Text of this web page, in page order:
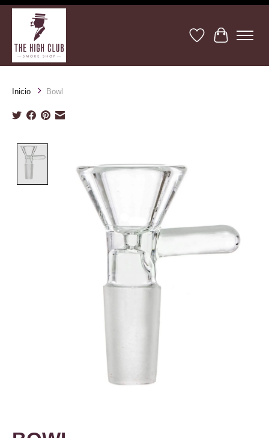
Lista de deseos
Cesta
Inicio Bowl